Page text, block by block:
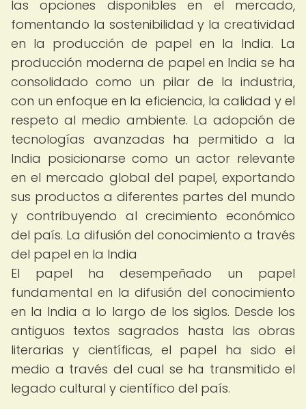
las opciones disponibles en el mercado,
fomentando la sostenibilidad y la creatividad
en la producción de papel en la India. La
producción moderna de papel en India se ha
consolidado como un pilar de la industria,
con un enfoque en la eficiencia, la calidad y el
respeto al medio ambiente. La adopción de
tecnologías avanzadas ha permitido a la
India posicionarse como un actor relevante
en el mercado global del papel, exportando
sus productos a diferentes partes del mundo
y contribuyendo al crecimiento económico
del país. La difusión del conocimiento a través
del papel en la India
El papel ha desempeñado un papel
fundamental en la difusión del conocimiento
en la India a lo largo de los siglos. Desde los
antiguos textos sagrados hasta las obras
literarias y científicas, el papel ha sido el
medio a través del cual se ha transmitido el
legado cultural y científico del país.